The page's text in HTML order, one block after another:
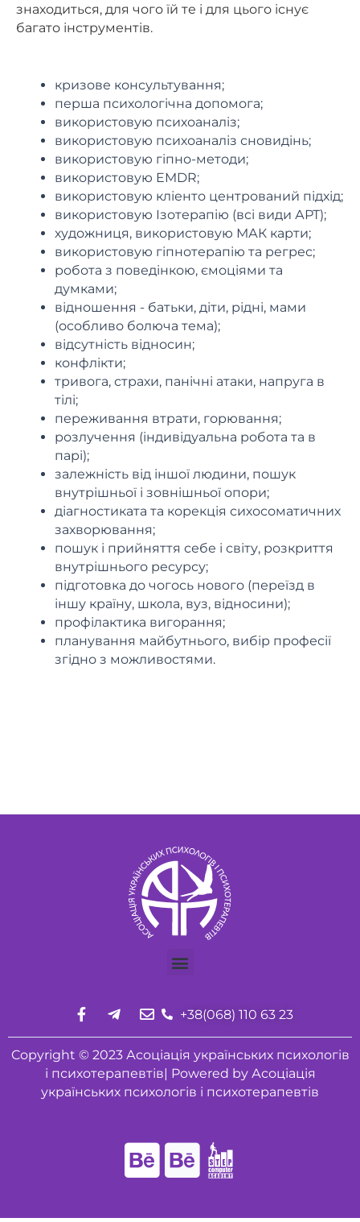
знаходиться, для чого їй те і для цього існує
багато інструментів.
кризове консультування;
перша психологічна допомога;
використовую психоаналіз;
використовую психоаналіз сновидінь;
використовую гіпно-методи;
використовую EMDR;
використовую кліенто центрований підхід;
використовую Ізотерапію (всі види АРТ);
художниця, використовую МАК карти;
використовую гіпнотерапію та регрес;
робота з поведінкою, ємоціями та
думками;
відношення - батьки, діти, рідні, мами
(особливо болюча тема);
відсутність відносин;
конфлікти;
тривога, страхи, панічні атаки, напруга в
тілі;
переживання втрати, горювання;
розлучення (індивідуальна робота та в
парі);
залежність від іншої людини, пошук
внутрішньої і зовнішньої опори;
діагностиката та корекція сихосоматичних
захворювання;
пошук і прийняття себе і світу, розкриття
внутрішнього ресурсу;
підготовка до чогось нового (переїзд в
іншу країну, школа, вуз, відносини);
профілактика вигорання;
планування майбутнього, вибір професії
згідно з можливостями.
+38(068) 110 63 23
Copyright © 2023 Асоціація українських психологів
і психотерапевтів| Powered by Асоціація
українських психологів і психотерапевтів